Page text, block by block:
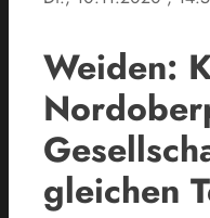
Weiden:
gleichen